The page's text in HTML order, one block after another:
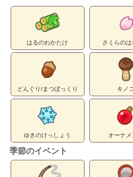
はるのわかたけ さくらのは
どんぐり/まつぼっくり キノコ
ゆきのけっしょう オーナメ
季節のイベント